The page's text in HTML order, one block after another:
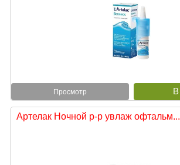
Просмотр
Артелак Ночной р-р увлаж офтальм...